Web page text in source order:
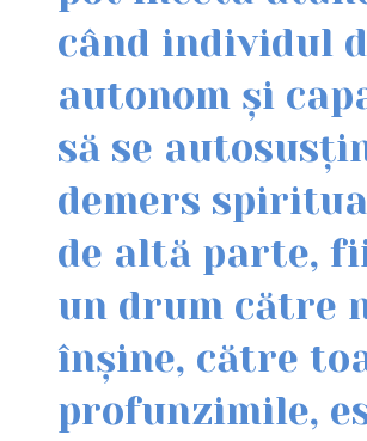
când individul
autonom și
să se
demers
de altă parte,
un drum către
înșine, către
profunzimile,